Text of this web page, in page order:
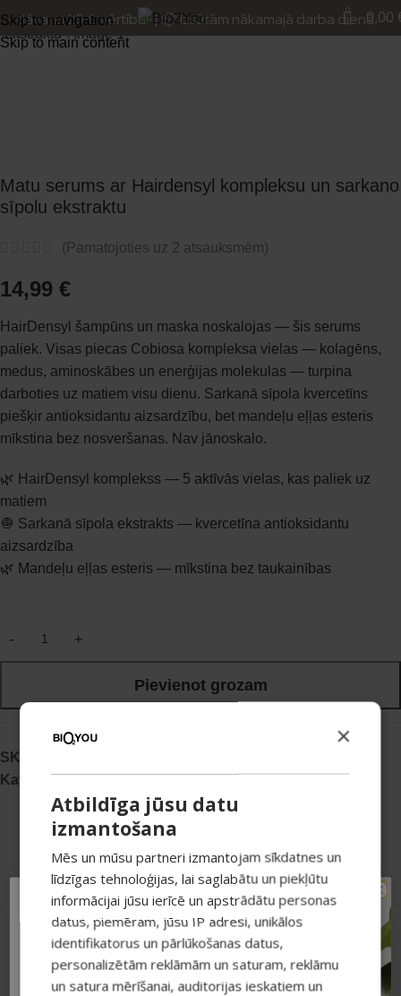
Skip to navigation
Skip to main content
dāvana 25 € vērtībā! | 📦 Izsūtām nākamajā darba dienā.
0 0,00
Noklikšķiniet, lai palielinātu
Matu serums ar Hairdensyl kompleksu un sarkano
sīpolu ekstraktu
(Pamatojoties uz 2 atsauksmēm)
14,99 €
HairDensyl šampūns un maska noskalojas — šis serums
paliek. Visas piecas Cobiosa kompleksa vielas — kolagēns,
medus, aminoskābes un enerģijas molekulas — turpina
darboties uz matiem visu dienu. Sarkanā sīpola kvercetīns
piešķir antioksidantu aizsardzību, bet mandeļu eļļas esteris
mīkstina bez nosveršanas. Nav jānoskalo.
🌿 HairDensyl komplekss — 5 aktīvās vielas, kas paliek uz
matiem
🧅 Sarkanā sīpola ekstrakts — kvercetīna antioksidantu
aizsardzība
🌿 Mandeļu eļļas esteris — mīkstina bez taukainības
Pievienot grozam
SKU:
Kategorijas:
Preču atgriešana Drošs maksājums
×
Atbildīga jūsu datu
izmantošana
Mēs un mūsu partneri izmantojam sīkdatnes un
līdzīgas tehnoloģijas, lai saglabātu un piekļūtu
informācijai jūsu ierīcē un apstrādātu personas
datus, piemēram, jūsu IP adresi, unikālos
identifikatorus un pārlūkošanas datus,
personalizētām reklāmām un saturam, reklāmu
un satura mērīšanai, auditorijas ieskatiem un
TAVAM PIRMAJAM
PIRKUMAM PAPILDUS
-15% ATLAIDE!
Pieraksties jaunumiem un saņem īpašu
atlaidi savam pirmajam pasūtījumam.